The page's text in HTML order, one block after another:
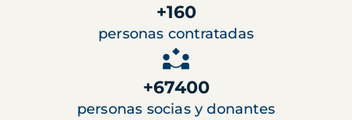
+160
personas contratadas
+67400
personas socias y donantes